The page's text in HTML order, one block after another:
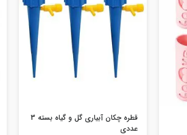
قطره چکان آبیاری گل و گیاه بسته 3
عددی